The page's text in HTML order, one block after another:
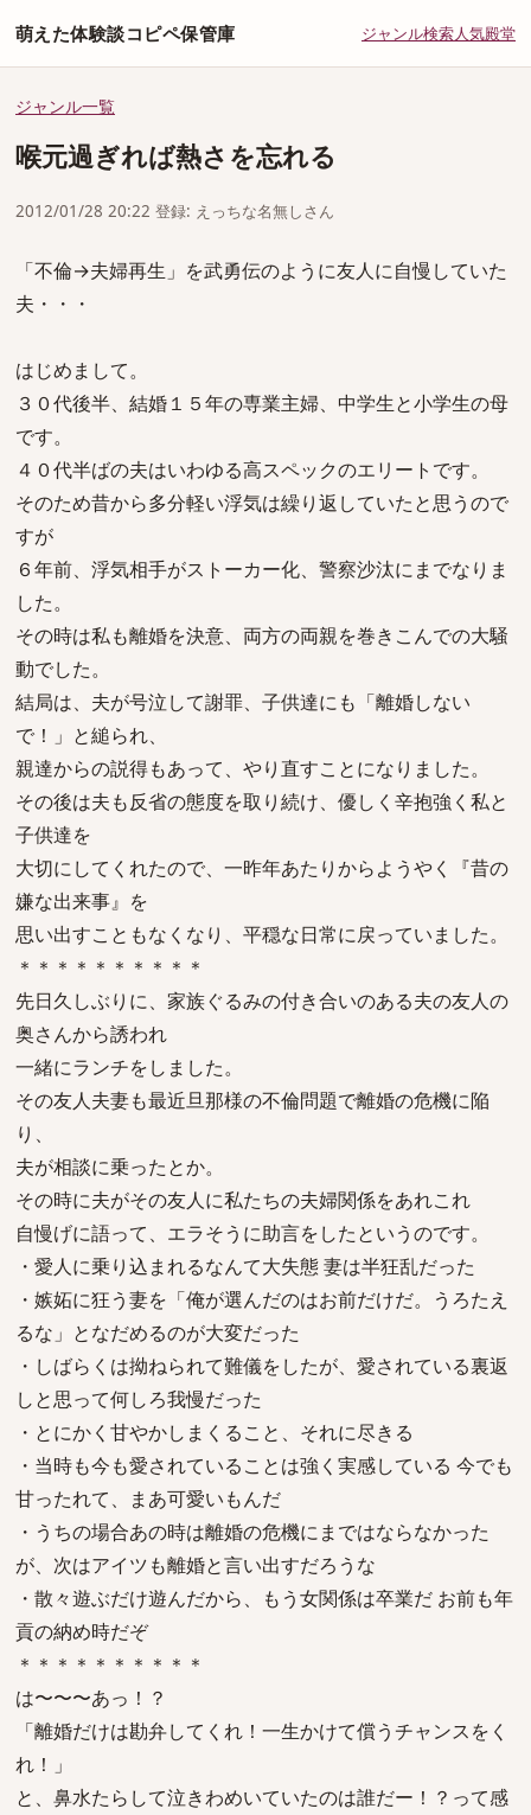
萌えた体験談コピペ保管庫 ジャンル検索人気殿堂
ジャンル一覧
喉元過ぎれば熱さを忘れる
2012/01/28 20:22 登録: えっちな名無しさん
「不倫→夫婦再生」を武勇伝のように友人に自慢していた
夫・・・
はじめまして。
３０代後半、結婚１５年の専業主婦、中学生と小学生の母
です。
４０代半ばの夫はいわゆる高スペックのエリートです。
そのため昔から多分軽い浮気は繰り返していたと思うので
すが
６年前、浮気相手がストーカー化、警察沙汰にまでなりま
した。
その時は私も離婚を決意、両方の両親を巻きこんでの大騒
動でした。
結局は、夫が号泣して謝罪、子供達にも「離婚しない
で！」と縋られ、
親達からの説得もあって、やり直すことになりました。
その後は夫も反省の態度を取り続け、優しく辛抱強く私と
子供達を
大切にしてくれたので、一昨年あたりからようやく『昔の
嫌な出来事』を
思い出すこともなくなり、平穏な日常に戻っていました。
＊＊＊＊＊＊＊＊＊＊
先日久しぶりに、家族ぐるみの付き合いのある夫の友人の
奥さんから誘われ
一緒にランチをしました。
その友人夫妻も最近旦那様の不倫問題で離婚の危機に陥
り、
夫が相談に乗ったとか。
その時に夫がその友人に私たちの夫婦関係をあれこれ
自慢げに語って、エラそうに助言をしたというのです。
・愛人に乗り込まれるなんて大失態 妻は半狂乱だった
・嫉妬に狂う妻を「俺が選んだのはお前だけだ。うろたえ
るな」となだめるのが大変だった
・しばらくは拗ねられて難儀をしたが、愛されている裏返
しと思って何しろ我慢だった
・とにかく甘やかしまくること、それに尽きる
・当時も今も愛されていることは強く実感している 今でも
甘ったれて、まあ可愛いもんだ
・うちの場合あの時は離婚の危機にまではならなかった
が、次はアイツも離婚と言い出すだろうな
・散々遊ぶだけ遊んだから、もう女関係は卒業だ お前も年
貢の納め時だぞ
＊＊＊＊＊＊＊＊＊＊
は〜〜〜あっ！？
「離婚だけは勘弁してくれ！一生かけて償うチャンスをく
れ！」
と、鼻水たらして泣きわめいていたのは誰だー！？って感